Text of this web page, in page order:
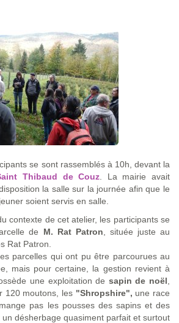
se sont rassemblés à 10h, devant la
Thibaud de Couz . La mairie avait
la salle sur la journée afin que le
soient servis en salle.
contexte de cet atelier, les participants se
de M. Rat Patron , située juste au
Rat Patron.
parcelles qui ont pu être parcourues au
mais pour certaine, la gestion revient à
une exploitation de sapin de noël
120 moutons, les "Shropshire", une race
pas les pousses des sapins et des
désherbage quasiment parfait et surtout